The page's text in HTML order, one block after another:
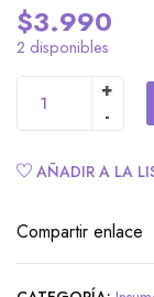
$3.990
2 disponibles
AÑADIR A LA
Compartir enlace